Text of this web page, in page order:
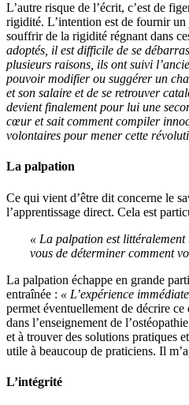
L’autre risque de l’écrit, c’est de
rigidité. L’intention est de fournir un
souffrir de la rigidité régnant dans
adoptés, il est difficile de se
plusieurs raisons, ils ont suivi
pouvoir modifier ou suggérer un
et son salaire et de se retrouver
devient finalement pour lui une
cœur et sait comment compiler
volontaires pour mener cette
La palpation
Ce qui vient d’être dit concerne le
l’apprentissage direct. Cela est
« La palpation est littéralement
vous de déterminer comment
La palpation échappe en grande
entraînée : « L’expérience
permet éventuellement de décrire
dans l’enseignement de
et à trouver des solutions pratiques
utile à beaucoup de praticiens. Il
L’intégrité